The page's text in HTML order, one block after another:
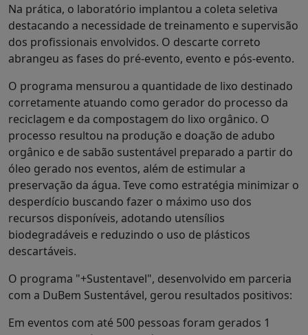
Na prática, o laboratório implantou a coleta seletiva
destacando a necessidade de treinamento e supervisão
dos profissionais envolvidos. O descarte correto
abrangeu as fases do pré-evento, evento e pós-evento.
O programa mensurou a quantidade de lixo destinado
corretamente atuando como gerador do processo da
reciclagem e da compostagem do lixo orgânico. O
processo resultou na produção e doação de adubo
orgânico e de sabão sustentável preparado a partir do
óleo gerado nos eventos, além de estimular a
preservação da água. Teve como estratégia minimizar o
desperdício buscando fazer o máximo uso dos
recursos disponíveis, adotando utensílios
biodegradáveis e reduzindo o uso de plásticos
descartáveis.
O programa "+Sustentavel", desenvolvido em parceria
com a DuBem Sustentável, gerou resultados positivos:
Em eventos com até 500 pessoas foram gerados 1